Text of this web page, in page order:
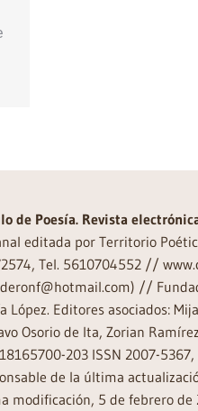
de Poesía. Revista
editada por Territorio
Tel. 5610704552 //
//
López. Editores asociados:
Osorio de Ita, Zorian
203 ISSN 2007-
de la última
modificación, 5 de febrero de